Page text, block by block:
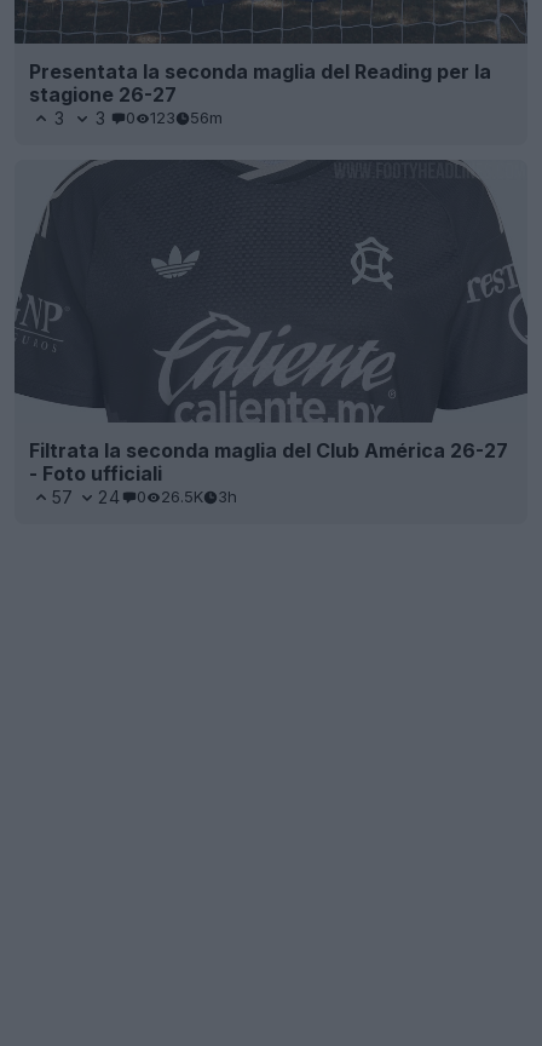
Presentata la seconda maglia del Reading per la
stagione 26-27
3 3 0 123 56m
Filtrata la seconda maglia del Club América 26-27
- Foto ufficiali
57 24 0 26.5K 3h